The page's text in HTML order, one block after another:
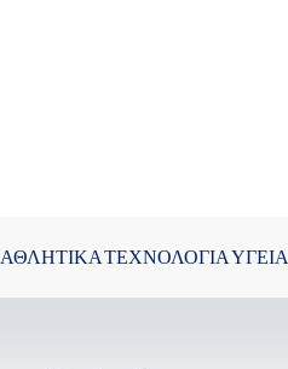
ΑΘΛΗΤΙΚΑΤΕΧΝΟΛΟΓΙΑΥΓΕΙΑ